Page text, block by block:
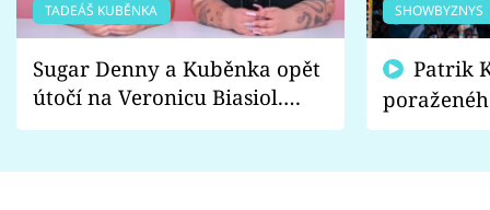
TADEÁŠ KUBĚNKA
Sugar Denny a Kuběnka opět
útočí na Veronicu Biasiol.
Proč je podle nich falešná a
SHOWBYZNYS
fanoušci